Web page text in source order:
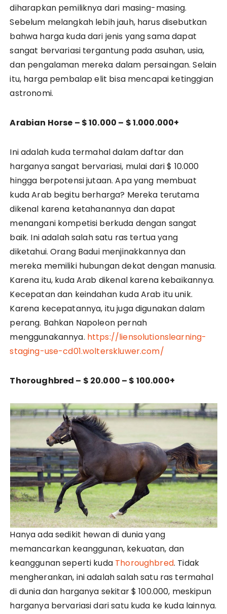
diharapkan pemiliknya dari masing-masing.
Sebelum melangkah lebih jauh, harus disebutkan
bahwa harga kuda dari jenis yang sama dapat
sangat bervariasi tergantung pada asuhan, usia,
dan pengalaman mereka dalam persaingan. Selain
itu, harga pembalap elit bisa mencapai ketinggian
astronomi.
Arabian Horse – $ 10.000 – $ 1.000.000+
Ini adalah kuda termahal dalam daftar dan
harganya sangat bervariasi, mulai dari $ 10.000
hingga berpotensi jutaan. Apa yang membuat
kuda Arab begitu berharga? Mereka terutama
dikenal karena ketahanannya dan dapat
menangani kompetisi berkuda dengan sangat
baik. Ini adalah salah satu ras tertua yang
diketahui. Orang Badui menjinakkannya dan
mereka memiliki hubungan dekat dengan manusia.
Karena itu, kuda Arab dikenal karena kebaikannya.
Kecepatan dan keindahan kuda Arab itu unik.
Karena kecepatannya, itu juga digunakan dalam
perang. Bahkan Napoleon pernah
menggunakannya. https://liensolutionslearning-
staging-use-cd01.wolterskluwer.com/
Thoroughbred – $ 20.000 – $ 100.000+
Hanya ada sedikit hewan di dunia yang
memancarkan keanggunan, kekuatan, dan
keanggunan seperti kuda Thoroughbred. Tidak
mengherankan, ini adalah salah satu ras termahal
di dunia dan harganya sekitar $ 100.000, meskipun
harganya bervariasi dari satu kuda ke kuda lainnya.